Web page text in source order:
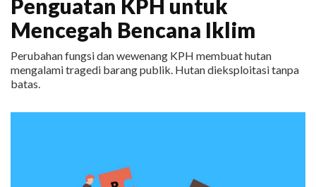
Penguatan KPH untuk
Mencegah Bencana Iklim
Perubahan fungsi dan wewenang KPH membuat hutan
mengalami tragedi barang publik. Hutan dieksploitasi tanpa
batas.